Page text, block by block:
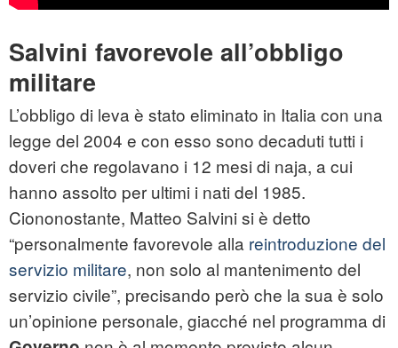
Salvini favorevole all’obbligo
militare
L’obbligo di leva è stato eliminato in Italia con una
legge del 2004 e con esso sono decaduti tutti i
doveri che regolavano i 12 mesi di naja, a cui
hanno assolto per ultimi i nati del 1985.
Ciononostante, Matteo Salvini si è detto
“personalmente favorevole alla reintroduzione del
servizio militare, non solo al mantenimento del
servizio civile”, precisando però che la sua è solo
un’opinione personale, giacché nel programma di